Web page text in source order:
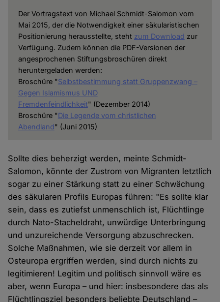
Der Vortragstext von Michael Schmidt-Salomon vom
Mai 2015, der die Notwendigkeit einer säkularistischen
Positionierung herausstellte, steht zum Download zur
Verfügung. Zudem können die PDF-Versionen der
angesprochenen Stiftungsbroschüren direkt
heruntergeladen werden:
Broschüre "Selbstbestimmung statt Gruppenzwang –
Gegen Islamismus UND
Fremdenfeindlichkeit" (Dezember 2014)
Broschüre "Die Legende vom christlichen
Abendland" (Juni 2015)
Sollte dies beherzigt werden, meinte Schmidt-
Salomon, könnte der Zustrom von Migranten letztlich
sogar zu einer Stärkung statt zu einer Schwächung
des säkularen Profils Europas führen: "Es sollte klar
sein, dass es zutiefst unmenschlich ist, Flüchtlinge
durch Nato-Stacheldraht, unwürdige Unterbringung
und unzureichende Versorgung abzuschrecken.
Solche Maßnahmen, wie sie derzeit vor allem in
Osteuropa ergriffen werden, sind durch nichts zu
legitimieren! Legitim und politisch sinnvoll wäre es
aber, wenn Europa – und hier: insbesondere das als
Flüchtlingsziel besonders beliebte Deutschland –